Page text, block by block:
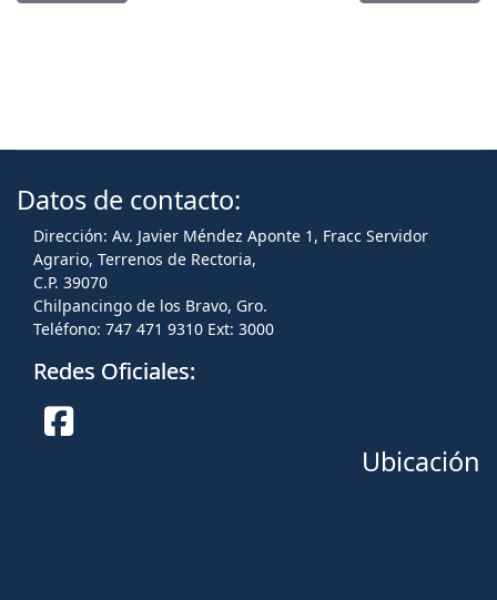
Datos de contacto:
Dirección: Av. Javier Méndez Aponte 1, Fracc Servidor
Agrario, Terrenos de Rectoria,
C.P. 39070
Chilpancingo de los Bravo, Gro.
Teléfono: 747 471 9310 Ext: 3000
Redes Oficiales:
Ubicación